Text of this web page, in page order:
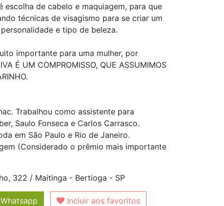
de cabelo e maquiagem, para que
técnicas de visagismo para se criar um
e tipo de beleza.
importante para uma mulher, por
É UM COMPROMISSO, QUE ASSUMIMOS
Trabalhou como assistente para
Saulo Fonseca e Carlos Carrasco.
em São Paulo e Rio de Janeiro.
(Considerado o prêmio mais importante
322 / Maitinga - Bertioga - SP
Incluir aos favoritos